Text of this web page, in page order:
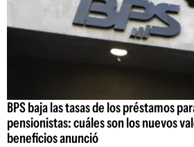
BPS baja las tasas de los préstamos
pensionistas: cuáles son los nuevos
beneficios anunció